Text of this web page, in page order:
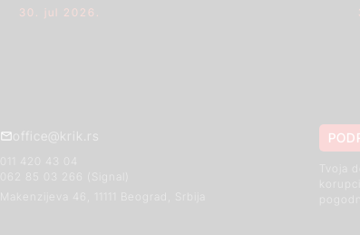
30. jul 2026.
office@krik.rs
011 420 43 04
Makenzijeva 46, 11111 Beograd, Srbija
Tvoja